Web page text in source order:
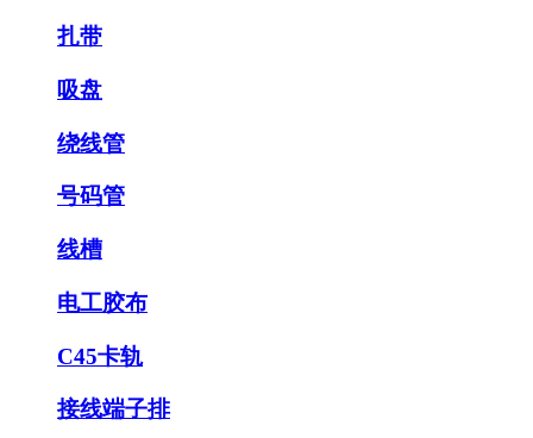
扎带
吸盘
绕线管
号码管
线槽
电工胶布
C45卡轨
接线端子排